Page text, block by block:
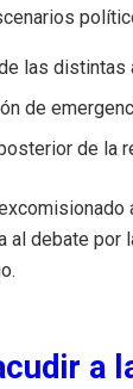
las
de
de la
al debate por
a